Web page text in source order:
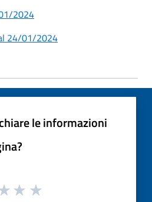
2024
24/01/2024
le informazioni